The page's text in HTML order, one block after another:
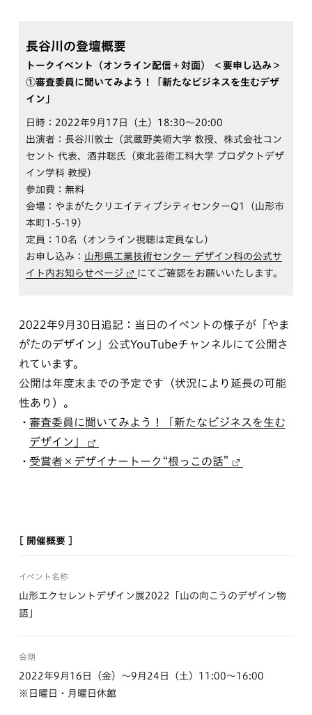
長谷川の登壇概要
トークイベント（オンライン配信＋対面） ＜要申し込み＞
①審査委員に聞いてみよう！「新たなビジネスを生むデザ
イン」
日時：2022年9月17日（土）18:30〜20:00
出演者：長谷川敦士（武蔵野美術大学 教授、株式会社コン
セント 代表、酒井聡氏（東北芸術工科大学 プロダクトデザ
イン学科 教授）
参加費：無料
会場：やまがたクリエイティブシティセンターQ1（山形市
本町1-5-19）
定員：10名（オンライン視聴は定員なし）
お申し込み： 山形県工業技術センター デザイン科の公式サ
イト内お知らせページ
にてご確認をお願いいたします。
2022年9月30日追記：当日のイベントの様子が「やま
がたのデザイン」公式YouTubeチャンネルにて公開さ
れています。
公開は年度末までの予定です（状況により延長の可能
性あり）。
審査委員に聞いてみよう！「新たなビジネスを生む
デザイン」
受賞者×デザイナートーク“根っこの話”
[ 開催概要 ]
イベント名称
山形エクセレントデザイン展2022「山の向こうのデザイン物
語」
会期
2022年9月16日（金）～9月24日（土）11:00～16:00
※日曜日・月曜日休館